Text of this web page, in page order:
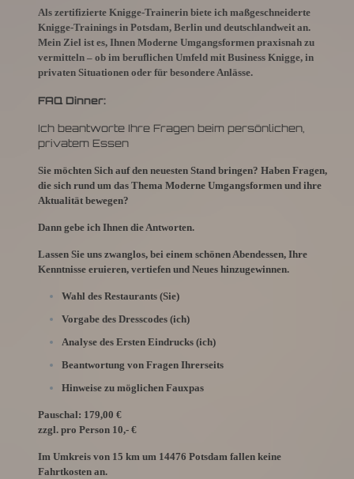
Als zertifizierte Knigge-Trainerin biete ich maßgeschneiderte
Knigge-Trainings in Potsdam, Berlin und deutschlandweit an.
Mein Ziel ist es, Ihnen Moderne Umgangsformen praxisnah zu
vermitteln – ob im beruflichen Umfeld mit Business Knigge, in
privaten Situationen oder für besondere Anlässe.
FAQ Dinner:
Ich beantworte Ihre Fragen beim persönlichen,
privatem Essen
Sie möchten Sich auf den neuesten Stand bringen? Haben Fragen,
die sich rund um das Thema Moderne Umgangsformen und ihre
Aktualität bewegen?
Dann gebe ich Ihnen die Antworten.
Lassen Sie uns zwanglos, bei einem schönen Abendessen, Ihre
Kenntnisse eruieren, vertiefen und Neues hinzugewinnen.
Wahl des Restaurants (Sie)
Vorgabe des Dresscodes (ich)
Analyse des Ersten Eindrucks (ich)
Beantwortung von Fragen Ihrerseits
Hinweise zu möglichen Fauxpas
Pauschal: 179,00 €
zzgl. pro Person 10,- €
Im Umkreis von 15 km um 14476 Potsdam fallen keine
Fahrtkosten an.